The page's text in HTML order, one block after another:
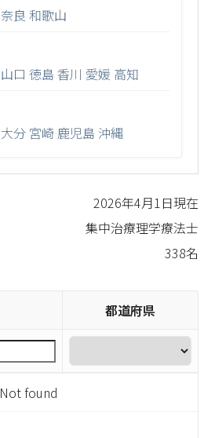
奈良 和歌山
山口 徳島 香川 愛媛 高知
大分 宮崎 鹿児島 沖縄
2026年4月1日現在
集中治療理学療法士
338名
都道府県
Not found